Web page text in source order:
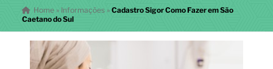
Home» Informações » Cadastro Sigor Como Fazer em São
Caetano do Sul